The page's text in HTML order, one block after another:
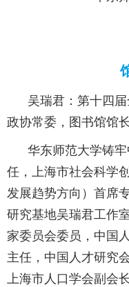
吴瑞君：第十四届
政协常委，图书馆馆
华东师范大学铸牢
任，上海市社会科学
发展趋势方向）首席
研究基地吴瑞君工作
家委员会委员，中国
主任，中国人才研究
上海市人口学会副会